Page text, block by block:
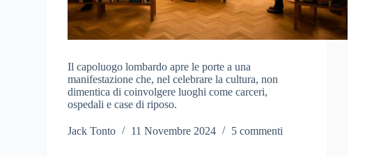
Il capoluogo lombardo apre le porte a una
manifestazione che, nel celebrare la cultura, non
dimentica di coinvolgere luoghi come carceri,
ospedali e case di riposo.
Jack Tonto 11 Novembre 2024 5 commenti